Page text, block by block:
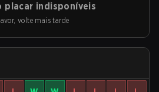
placar indisponíveis
volte mais tarde